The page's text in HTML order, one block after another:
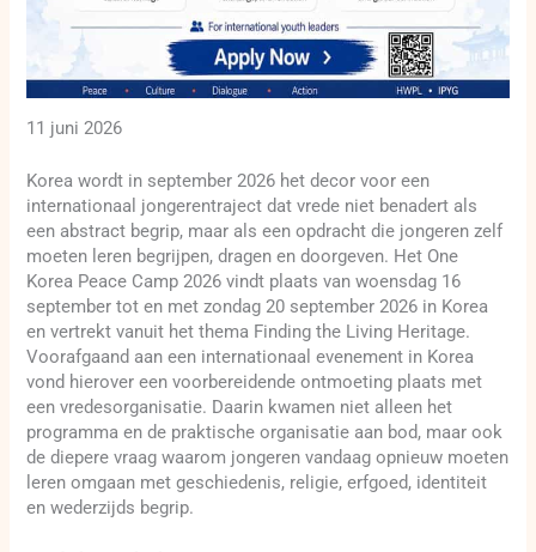
11 juni 2026
Korea wordt in september 2026 het decor voor een
internationaal jongerentraject dat vrede niet benadert als
een abstract begrip, maar als een opdracht die jongeren zelf
moeten leren begrijpen, dragen en doorgeven. Het One
Korea Peace Camp 2026 vindt plaats van woensdag 16
september tot en met zondag 20 september 2026 in Korea
en vertrekt vanuit het thema Finding the Living Heritage.
Voorafgaand aan een internationaal evenement in Korea
vond hierover een voorbereidende ontmoeting plaats met
een vredesorganisatie. Daarin kwamen niet alleen het
programma en de praktische organisatie aan bod, maar ook
de diepere vraag waarom jongeren vandaag opnieuw moeten
leren omgaan met geschiedenis, religie, erfgoed, identiteit
en wederzijds begrip.